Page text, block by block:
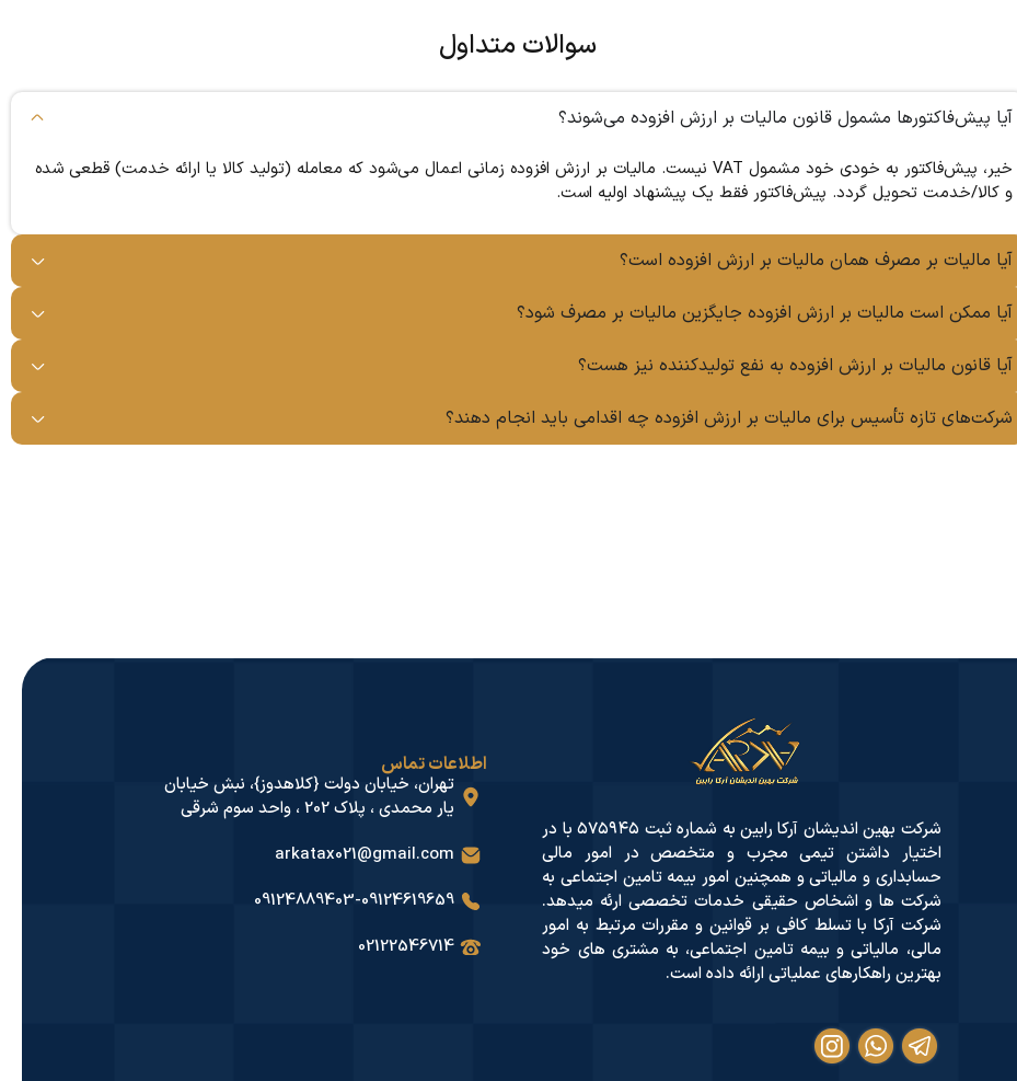
سوالات متداول
آیا پیش‌فاکتورها مشمول قانون مالیات بر ارزش افزوده می‌شوند؟
خیر، پیش‌فاکتور به خودی خود مشمول VAT نیست. مالیات بر ارزش افزوده زمانی اعمال می‌شود که معامله (تولید کالا یا ارائه خدمت) قطعی شده
و کالا/خدمت تحویل گردد. پیش‌فاکتور فقط یک پیشنهاد اولیه است.
آیا مالیات بر مصرف همان مالیات بر ارزش افزوده است؟
آیا ممکن است مالیات بر ارزش افزوده جایگزین مالیات بر مصرف شود؟
آیا قانون مالیات بر ارزش افزوده به نفع تولیدکننده نیز هست؟
شرکت‌های تازه تأسیس برای مالیات بر ارزش افزوده چه اقدامی باید انجام دهند؟
شرکت بهین اندیشان آرکا رابین به شماره ثبت ۵۷۵۹۴۵ با در
اختیار داشتن تیمی مجرب و متخصص در امور مالی
حسابداری و مالیاتی و همچنین امور بیمه تامین اجتماعی به
شرکت ها و اشخاص حقیقی خدمات تخصصی ارئه میدهد.
شرکت آرکا با تسلط کافی بر قوانین و مقررات مرتبط به امور
مالی، مالیاتی و بیمه تامین اجتماعی، به مشتری های خود
بهترین راهکارهای عملیاتی ارائه داده است.
اطلاعات تماس
تهران، خیابان دولت {کلاهدوز}، نبش خیابان
یار محمدی ، پلاک 202 ، واحد سوم شرقی
arkatax021@gmail.com
09124619659
-
09124889403
02122546714